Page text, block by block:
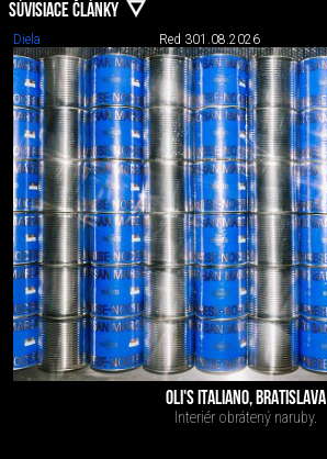
SÚVISIACE ČLÁNKY
Diela Red 301.08.2026
OLI'S ITALIANO, BRATISLAVA
Interiér obrátený naruby.